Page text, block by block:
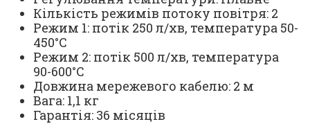
Кількість режимів потоку повітря: 2
Режим 1: потік 250 л/хв, температура 50-
450°С
Режим 2: потік 500 л/хв, температура
90-600°С
Довжина мережевого кабелю: 2 м
Вага: 1,1 кг
Гарантія: 36 місяців